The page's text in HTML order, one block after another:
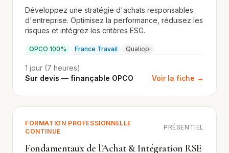
Développez une stratégie d'achats responsables
d'entreprise. Optimisez la performance, réduisez les
risques et intégrez les critères ESG.
OPCO 100% France Travail Qualiopi
1 jour (7 heures)
Sur devis — finançable OPCO
Voir la fiche →
FORMATION PROFESSIONNELLE
CONTINUE
PRÉSENTIEL
Fondamentaux de l'Achat & Intégration RSE